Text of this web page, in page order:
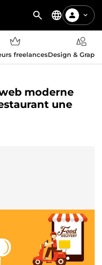
freelancesDesign &
moderne
une